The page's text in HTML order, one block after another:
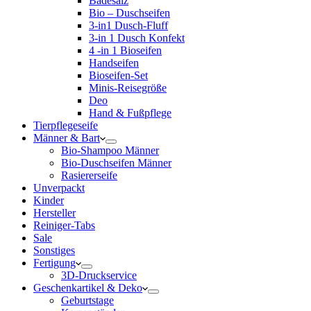
Bio – Duschseifen
3-in1 Dusch-Fluff
3-in 1 Dusch Konfekt
4 -in 1 Bioseifen
Handseifen
Bioseifen-Set
Minis-Reisegröße
Deo
Hand & Fußpflege
Tierpflegeseife
Männer & Bart
Bio-Shampoo Männer
Bio-Duschseifen Männer
Rasiererseife
Unverpackt
Kinder
Hersteller
Reiniger-Tabs
Sale
Sonstiges
Fertigung
3D-Druckservice
Geschenkartikel & Deko
Geburtstage